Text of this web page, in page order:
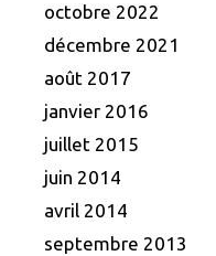
octobre 2022
décembre 2021
août 2017
janvier 2016
juillet 2015
juin 2014
avril 2014
septembre 2013